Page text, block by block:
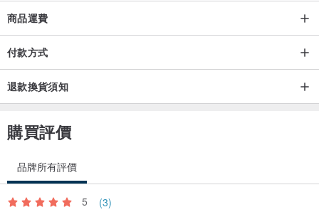
商品運費
付款方式
退款換貨須知
購買評價
品牌所有評價
5 (3)